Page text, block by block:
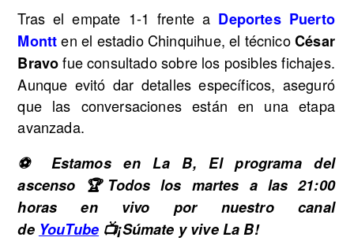
Tras el empate 1-1 frente a Deportes Puerto
Montten el estadio Chinquihue, el técnicoCésar
Bravofue consultado sobre los posibles fichajes.
Aunque evitó dar detalles específicos, aseguró
que las conversaciones están en una etapa
avanzada.
⚽ Estamos en La B, El programa del
ascenso 🏆Todos los martes a las 21:00
horas en vivo por nuestro canal
de YouTube 📺¡Súmate y vive La B!